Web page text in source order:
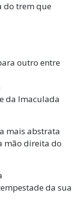
do trem que
outro entre
da Imaculada
mais abstrata
mão direita do
da sua